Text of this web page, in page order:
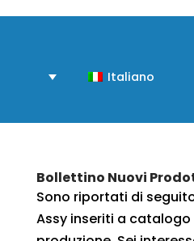
Italiano
Bollettino Nuovi
Sono riportati di
Assy inseriti a